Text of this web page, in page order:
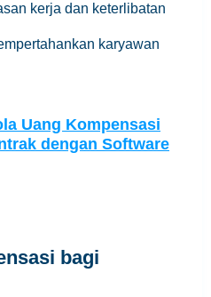
kerja dan keterlibatan
karyawan
Uang Kompensasi
dengan Software
bagi